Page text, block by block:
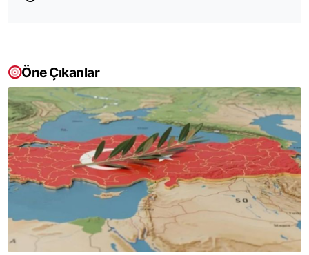
Öne Çıkanlar